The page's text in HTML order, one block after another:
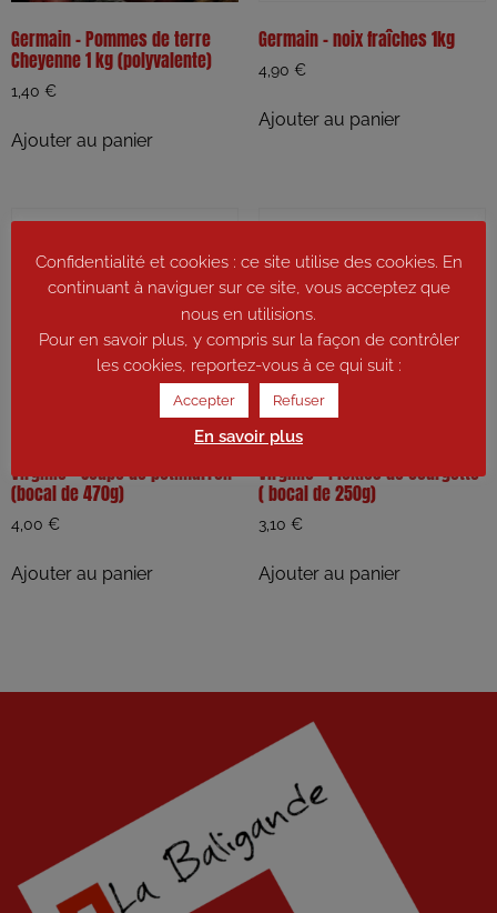
Germain – Pommes de terre
Cheyenne 1 kg (polyvalente)
1,40 €
Ajouter au panier
Germain – noix fraîches 1kg
4,90 €
Ajouter au panier
Virginie – Soupe de potimarron
(bocal de 470g)
4,00 €
Ajouter au panier
Virginie – Pickles de courgette
( bocal de 250g)
3,10 €
Ajouter au panier
Confidentialité et cookies : ce site utilise des cookies. En
continuant à naviguer sur ce site, vous acceptez que
nous en utilisions.
Pour en savoir plus, y compris sur la façon de contrôler
les cookies, reportez-vous à ce qui suit :
Accepter Refuser
En savoir plus